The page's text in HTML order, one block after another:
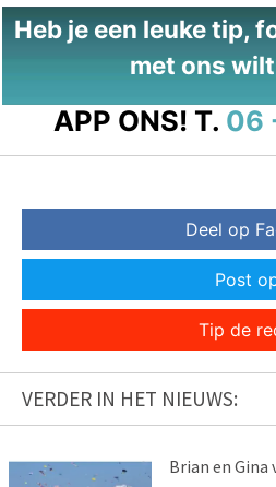
Heb je een leuke tip,
met ons
APP ONS! T. 06
Deel op
Post
Tip de
VERDER IN HET NIEUWS:
Brian en